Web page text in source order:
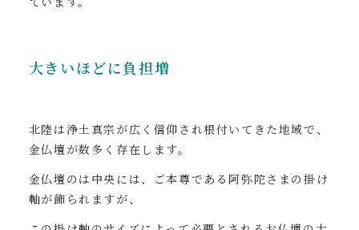
大きいほどに負担増
北陸は浄土真宗が広く信仰され根付いてきた地域で、
金仏壇が数多く存在します。
金仏壇のは中央には、ご本尊である阿弥陀さまの掛け
軸が飾られますが、